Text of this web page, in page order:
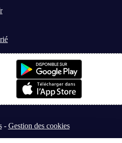
Gestion des cookies